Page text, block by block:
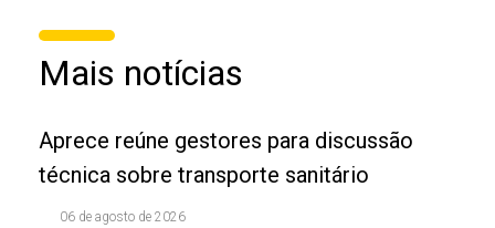
Mais notícias
Aprece reúne gestores para discussão
técnica sobre transporte sanitário
06 de agosto de 2026